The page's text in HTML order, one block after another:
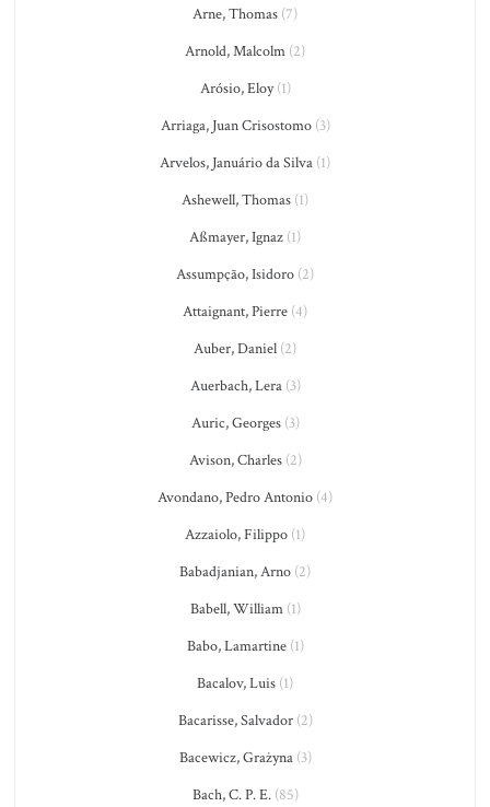
Arne, Thomas (7)
Arnold, Malcolm (2)
Arósio, Eloy(1)
Arriaga, Juan Crisostomo(3)
Arvelos, Januário da Silva (1)
Ashewell, Thomas (1)
Aßmayer, Ignaz (1)
Assumpção, Isidoro (2)
Attaignant, Pierre (4)
Auber, Daniel (2)
Auerbach, Lera(3)
Auric, Georges(3)
Avison, Charles(2)
Avondano, Pedro Antonio (4)
Azzaiolo, Filippo (1)
Babadjanian, Arno (2)
Babell, William(1)
Babo, Lamartine(1)
Bacalov, Luis (1)
Bacarisse, Salvador(2)
Bacewicz, Grażyna(3)
Bach, C. P. E.(85)